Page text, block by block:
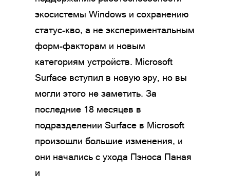
экосистемы Windows и сохранению
статус-кво, а не экспериментальным
форм-факторам и новым
категориям устройств. Microsoft
Surface вступил в новую эру, но вы
могли этого не заметить. За
последние 18 месяцев в
подразделении Surface в Microsoft
произошли большие изменения, и
они начались с ухода Пэноса Паная
и